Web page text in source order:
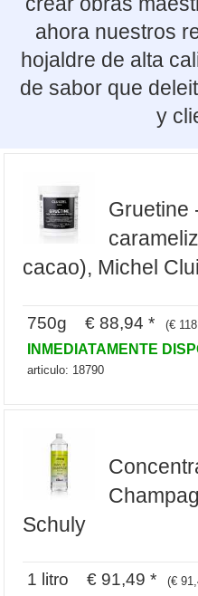
ahora nuestros
hojaldre de alta
de sabor que
y
Gruetine
cacao), Michel
750g € 88,94 * (€
INMEDIATAMENTE
articulo: 18790
Schuly
1 litro € 91,49 * (€